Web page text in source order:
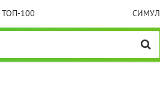
ТОП-100